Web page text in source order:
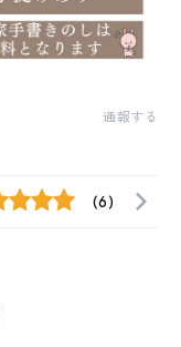
通報する
(6)